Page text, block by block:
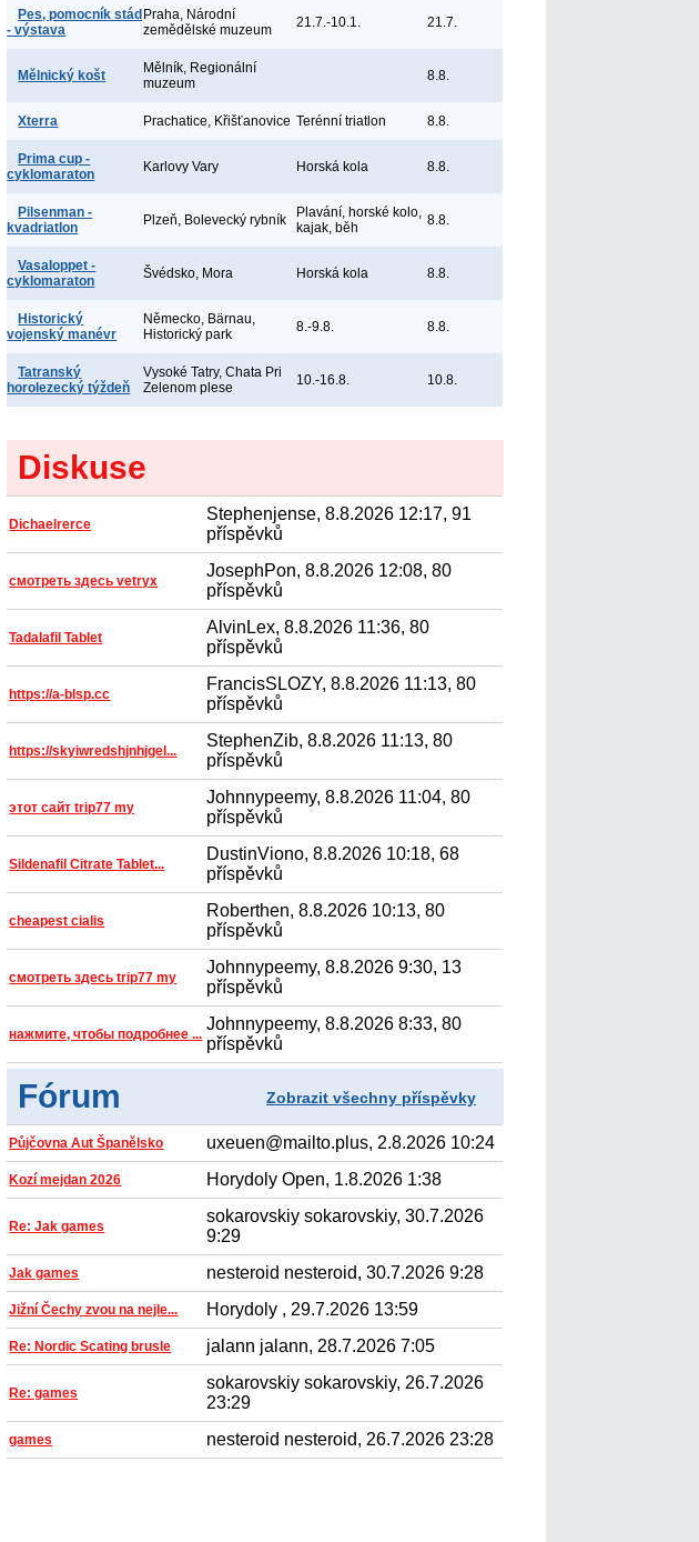
Pes, pomocník stád
- výstava
Praha, Národní
zemědělské muzeum
21.7.-10.1. 21.7.
Mělnický košt
Mělník, Regionální
muzeum
8.8.
Xterra Prachatice, Křišťanovice Terénní triatlon 8.8.
Prima cup -
cyklomaraton
Karlovy Vary Horská kola 8.8.
Pilsenman -
kvadriatlon
Plzeň, Bolevecký rybník
Plavání, horské kolo,
kajak, běh
8.8.
Vasaloppet -
cyklomaraton
Švédsko, Mora Horská kola 8.8.
Historický
vojenský manévr
Německo, Bärnau,
Historický park
8.-9.8. 8.8.
Tatranský
horolezecký týždeň
Vysoké Tatry, Chata Pri
Zelenom plese
10.-16.8. 10.8.
Diskuse
Dichaelrerce
Stephenjense, 8.8.2026 12:17, 91
příspěvků
смотреть здесь vetryx
JosephPon, 8.8.2026 12:08, 80
příspěvků
Tadalafil Tablet
AlvinLex, 8.8.2026 11:36, 80
příspěvků
https://a-blsp.cc
FrancisSLOZY, 8.8.2026 11:13, 80
příspěvků
https://skyiwredshjnhjgel...
StephenZib, 8.8.2026 11:13, 80
příspěvků
этот сайт trip77 my
Johnnypeemy, 8.8.2026 11:04, 80
příspěvků
Sildenafil Citrate Tablet...
DustinViono, 8.8.2026 10:18, 68
příspěvků
cheapest cialis
Roberthen, 8.8.2026 10:13, 80
příspěvků
смотреть здесь trip77 my
Johnnypeemy, 8.8.2026 9:30, 13
příspěvků
нажмите, чтобы подробнее ...
Johnnypeemy, 8.8.2026 8:33, 80
příspěvků
Fórum Zobrazit všechny příspěvky
Půjčovna Aut Španělsko uxeuen@mailto.plus, 2.8.2026 10:24
Kozí mejdan 2026 Horydoly Open, 1.8.2026 1:38
Re: Jak games
sokarovskiy sokarovskiy, 30.7.2026
9:29
Jak games nesteroid nesteroid, 30.7.2026 9:28
Jižní Čechy zvou na nejle... Horydoly , 29.7.2026 13:59
Re: Nordic Scating brusle jalann jalann, 28.7.2026 7:05
Re: games
sokarovskiy sokarovskiy, 26.7.2026
23:29
games nesteroid nesteroid, 26.7.2026 23:28